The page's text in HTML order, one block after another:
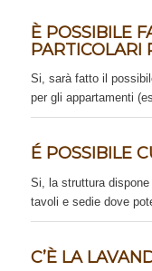
È POSSIBILE
PARTICOLARI
Si, sarà fatto il
per gli appartamenti
É POSSIBILE
Si, la struttura
tavoli e sedie dove
C’È LA